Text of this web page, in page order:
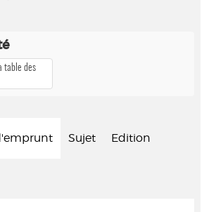
table des
Sujet Edition